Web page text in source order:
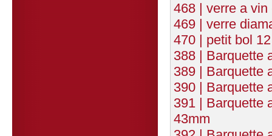
468 | verre a
469 | verre
470 | petit bol
388 | Barquette
389 | Barquette
390 | Barquette
391 | Barquette
43mm